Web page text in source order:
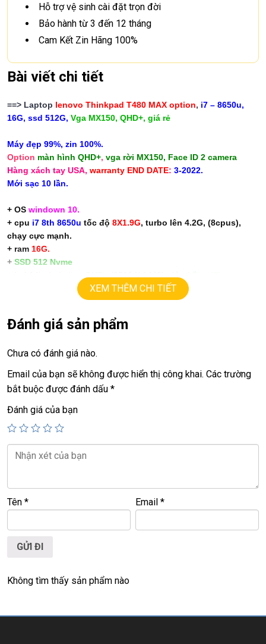
Hỗ trợ vệ sinh cài đặt trọn đời
Bảo hành từ 3 đến 12 tháng
Cam Kết Zin Hãng 100%
Bài viết chi tiết
==> Laptop lenovo Thinkpad T480 MAX option, i7 – 8650u,
16G, ssd 512G, Vga MX150, QHD+, giá rẻ
Máy đẹp 99%, zin 100%.
Option màn hình QHD+, vga rời MX150, Face ID 2 camera
Hàng xách tay USA, warranty END DATE: 3-2022.
Mới sạc 10 lần.
+ OS windown 10.
+ cpu i7 8th 8650u tốc độ 8X1.9G, turbo lên 4.2G, (8cpus),
chạy cực mạnh.
+ ram 16G.
+ SSD 512 Nvme
+ Vga vga có 2vga:
==> Vga rờiNvida MX150=2G
+ Finger ID, Face ID
+phím chiclet. có đèn phím
Giá: 25,9tr.
LAPTOP TRIỀU PHÁT – UY TÍN – CHẤT LƯỢNG –
GIÁ RẺ.
Website:https://laptoptrieuphat.com
0938.078.389
Face. Viber. Zalo
XEM THÊM CHI TIẾT
Đánh giá sản phẩm
Chưa có đánh giá nào.
Email của bạn sẽ không được hiển thị công khai. Các trường
bắt buộc được đánh dấu *
Đánh giá của bạn
Tên * Email*
Không tìm thấy sản phẩm nào